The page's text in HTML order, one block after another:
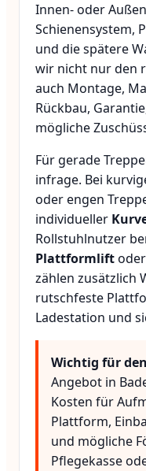
Innen- oder
Schienensystem,
und die spätere
wir nicht nur den
auch Montage,
Rückbau,
mögliche
Für gerade
infrage. Bei
oder engen
individueller
Rollstuhlnutzer
Plattformliftoder
zählen zusätzlich
rutschfeste
Ladestation und
Wichtig für
Angebot in
Kosten für
Plattform,
und mögliche
Pflegekasse